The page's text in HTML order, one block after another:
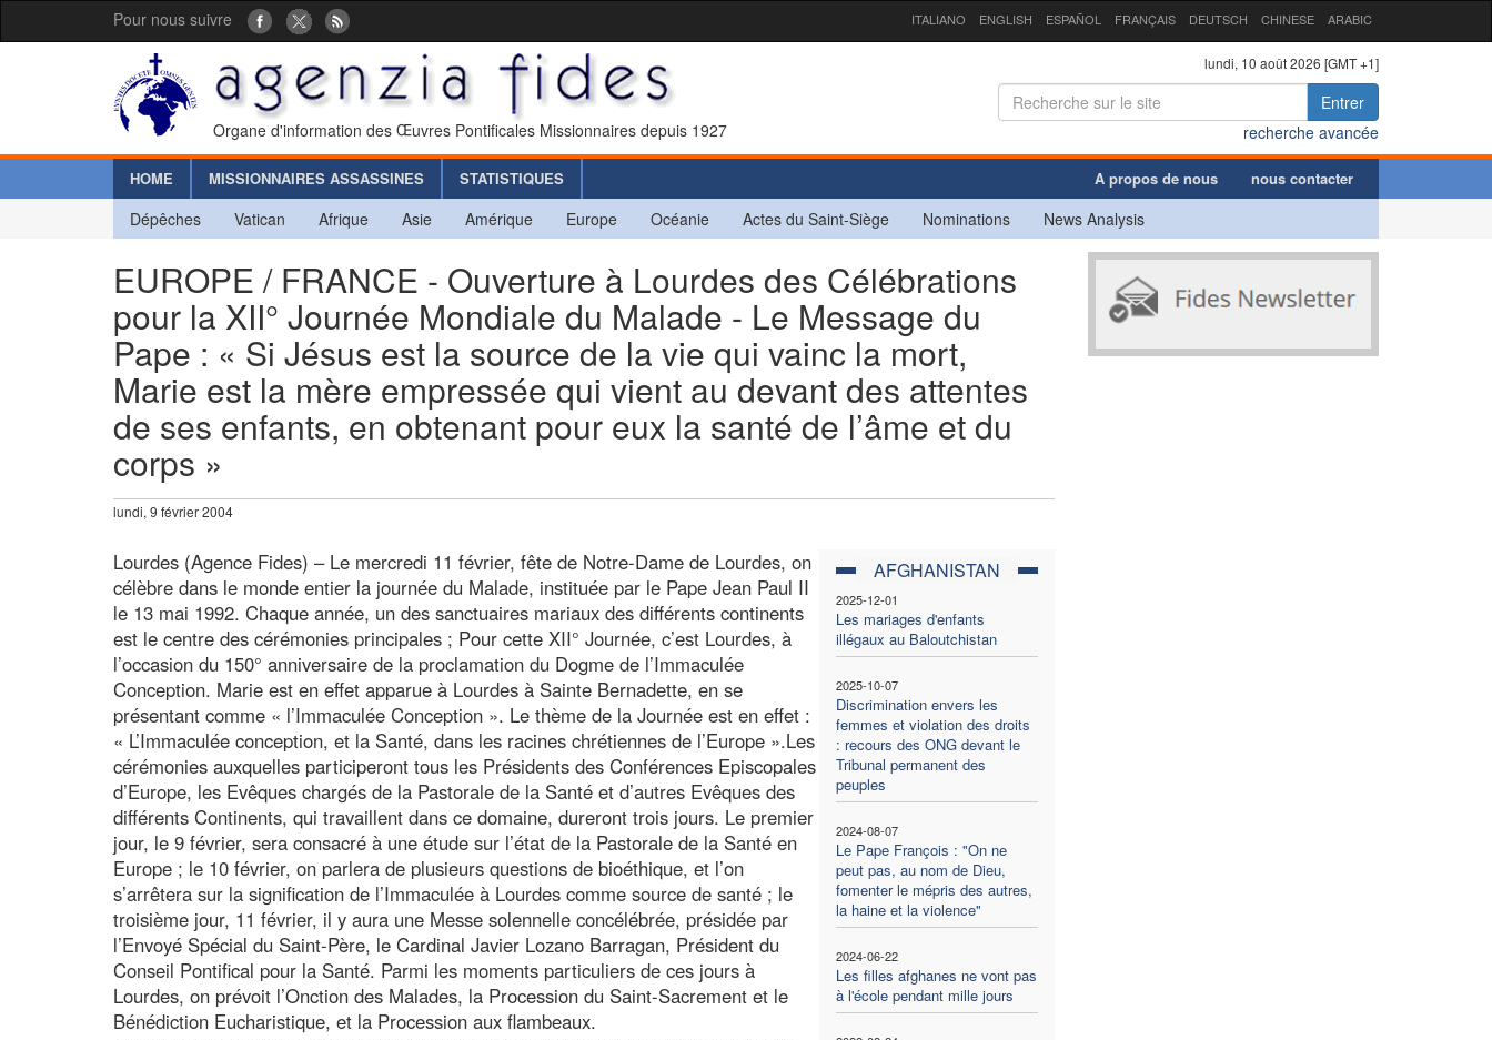
Pour nous suivre ITALIANO ENGLISH ESPAÑOL FRANÇAIS DEUTSCH CHINESE ARABIC
Organe d'information des Œuvres Pontificales Missionnaires depuis 1927
lundi, 10 août 2026 [GMT +1]
Entrer
recherche avancée
HOME MISSIONNAIRES ASSASSINES STATISTIQUES A propos de nous nous contacter
Dépêches Vatican Afrique Asie Amérique Europe Océanie Actes du Saint-Siège Nominations News Analysis
EUROPE / FRANCE - Ouverture à Lourdes des Célébrations
pour la XII° Journée Mondiale du Malade - Le Message du
Pape : « Si Jésus est la source de la vie qui vainc la mort,
Marie est la mère empressée qui vient au devant des attentes
de ses enfants, en obtenant pour eux la santé de l’âme et du
corps »
lundi, 9 février 2004
AFGHANISTAN
2025-12-01
Les mariages d'enfants
illégaux au Baloutchistan
2025-10-07
Discrimination envers les
femmes et violation des droits
: recours des ONG devant le
Tribunal permanent des
peuples
2024-08-07
Le Pape François : "On ne
peut pas, au nom de Dieu,
fomenter le mépris des autres,
la haine et la violence"
2024-06-22
Les filles afghanes ne vont pas
à l'école pendant mille jours
Lourdes (Agence Fides) – Le mercredi 11 février, fête de Notre-Dame de Lourdes, on
célèbre dans le monde entier la journée du Malade, instituée par le Pape Jean Paul II
le 13 mai 1992. Chaque année, un des sanctuaires mariaux des différents continents
est le centre des cérémonies principales ; Pour cette XII° Journée, c’est Lourdes, à
l’occasion du 150° anniversaire de la proclamation du Dogme de l’Immaculée
Conception. Marie est en effet apparue à Lourdes à Sainte Bernadette, en se
présentant comme « l’Immaculée Conception ». Le thème de la Journée est en effet :
« L’Immaculée conception, et la Santé, dans les racines chrétiennes de l’Europe ».Les
cérémonies auxquelles participeront tous les Présidents des Conférences Episcopales
d’Europe, les Evêques chargés de la Pastorale de la Santé et d’autres Evêques des
différents Continents, qui travaillent dans ce domaine, dureront trois jours. Le premier
jour, le 9 février, sera consacré à une étude sur l’état de la Pastorale de la Santé en
Europe ; le 10 février, on parlera de plusieurs questions de bioéthique, et l’on
s’arrêtera sur la signification de l’Immaculée à Lourdes comme source de santé ; le
troisième jour, 11 février, il y aura une Messe solennelle concélébrée, présidée par
l’Envoyé Spécial du Saint-Père, le Cardinal Javier Lozano Barragan, Président du
Conseil Pontifical pour la Santé. Parmi les moments particuliers de ces jours à
Lourdes, on prévoit l’Onction des Malades, la Procession du Saint-Sacrement et le
Bénédiction Eucharistique, et la Procession aux flambeaux.